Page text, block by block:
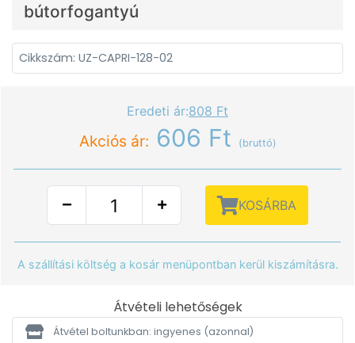
bútorfogantyú
Cikkszám: UZ-CAPRI-128-02
Eredeti ár:808 Ft
Akciós ár: 606 Ft (bruttó)
KOSÁRBA
A szállítási költség a kosár menüpontban kerül kiszámításra.
Átvételi lehetőségek
Átvétel boltunkban: ingyenes (azonnal)